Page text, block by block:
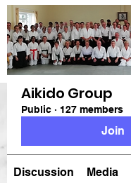
Aikido Group
Public · 127 members
Join
Discussion Media